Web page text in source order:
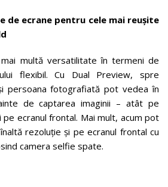
de ecrane pentru cele mai reușite
multă versatilitate în termeni de
flexibil. Cu Dual Preview, spre
persoana fotografiată pot vedea în
de captarea imaginii – atât pe
pe ecranul frontal. Mai mult, acum pot
rezoluție și pe ecranul frontal cu
camera selfie spate.